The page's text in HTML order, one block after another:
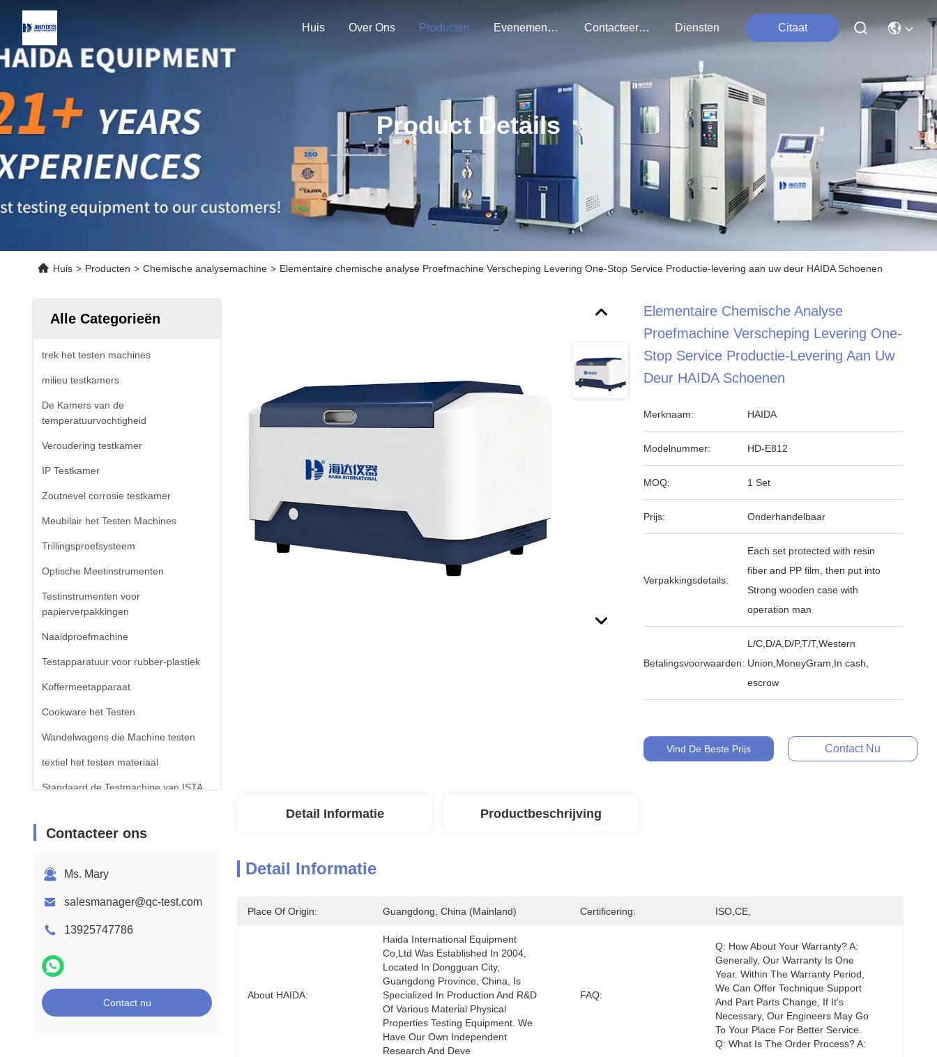
Huis Over Ons Producten Evenementen Contacteer Ons Diensten Citaat
Product Details
Huis > Producten > Chemische analysemachine > Elementaire chemische analyse Proefmachine Verscheping Levering One-Stop Service Productie-levering aan uw deur HAIDA Schoenen
Alle Categorieën
trek het testen machines
milieu testkamers
De Kamers van de
temperatuurvochtigheid
Veroudering testkamer
IP Testkamer
Zoutnevel corrosie testkamer
Meubilair het Testen Machines
Trillingsproefsysteem
Optische Meetinstrumenten
Testinstrumenten voor
papierverpakkingen
Naaldproefmachine
Testapparatuur voor rubber-plastiek
Koffermeetapparaat
Cookware het Testen
Wandelwagens die Machine testen
textiel het testen materiaal
Standaard de Testmachine van ISTA
Chemische analysemachine
ontvlambaarheid
Contacteer ons
Ms. Mary
salesmanager@qc-test.com
13925747786
Contact nu
Elementaire Chemische Analyse
Proefmachine Verscheping Levering One-
Stop Service Productie-Levering Aan Uw
Deur HAIDA Schoenen
Merknaam: HAIDA
Modelnummer: HD-E812
MOQ: 1 Set
Prijs: Onderhandelbaar
Verpakkingsdetails:
Each set protected with resin
fiber and PP film, then put into
Strong wooden case with
operation man
Betalingsvoorwaarden:
L/C,D/A,D/P,T/T,Western
Union,MoneyGram,In cash,
escrow
Vind De Beste Prijs Contact Nu
Detail Informatie Productbeschrijving
Detail Informatie
Place Of Origin: Guangdong, China (Mainland) Certificering: ISO,CE,
About HAIDA:
Haida International Equipment
Co,Ltd Was Established In 2004,
Located In Dongguan City,
Guangdong Province, China, Is
Specialized In Production And R&D
Of Various Material Physical
Properties Testing Equipment. We
Have Our Own Independent
Research And Deve
FAQ:
Q: How About Your Warranty? A:
Generally, Our Warranty Is One
Year. Within The Warranty Period,
We Can Offer Technique Support
And Part Parts Change, If It's
Necessary, Our Engineers May Go
To Your Place For Better Service.
Q: What Is The Order Process? A: